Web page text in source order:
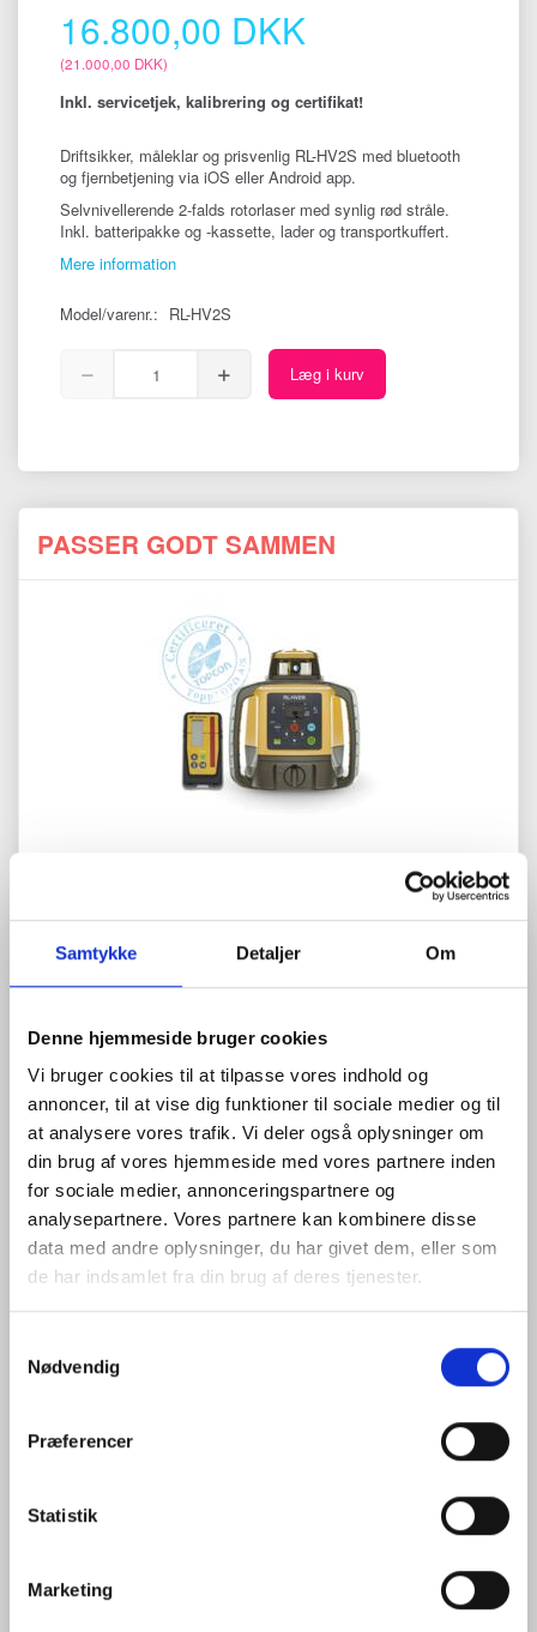
Samtykke Detaljer Om
Denne hjemmeside bruger cookies
Vi bruger cookies til at tilpasse vores indhold og
annoncer, til at vise dig funktioner til sociale medier og til
at analysere vores trafik. Vi deler også oplysninger om
din brug af vores hjemmeside med vores partnere inden
for sociale medier, annonceringspartnere og
analysepartnere. Vores partnere kan kombinere disse
data med andre oplysninger, du har givet dem, eller som
de har indsamlet fra din brug af deres tjenester.
Nødvendig
Præferencer
Statistik
Marketing
16.800,00 DKK
(21.000,00 DKK)
Inkl. servicetjek, kalibrering og certifikat!
Driftsikker, måleklar og prisvenlig RL-HV2S med bluetooth
og fjernbetjening via iOS eller Android app.
Selvnivellerende 2-falds rotorlaser med synlig rød stråle.
Inkl. batteripakke og -kassette, lader og transportkuffert.
Mere information
Model/varenr.: RL-HV2S
Læg i kurv
PASSER GODT SAMMEN
2-FALDS ROTATIONSLASER, TOPCON RL-HV2S, INKL.
(21.000,00 DKK
+
TREFOD, 87-156 CM,